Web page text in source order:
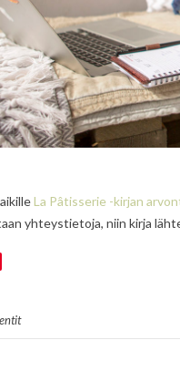
La Pâtisserie -kirjan
yhteystietoja, niin kirja